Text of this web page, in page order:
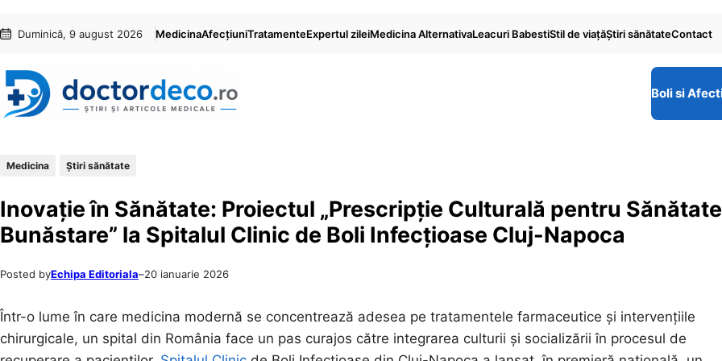
conținut
content
Duminică, 9 august 2026 MedicinaAfecțiuniTratamenteExpertul zileiMedicina AlternativaLeacuri BabestiStil de viaţăŞtiri sănătateContact
Boli si
Medicina Ştiri sănătate
Inovație în Sănătate: Proiectul „Prescripție Culturală pentru
Bunăstare” la Spitalul Clinic de Boli Infecțioase Cluj-Napoca
Posted byEchipa Editoriala–20 ianuarie 2026
Într-o lume în care medicina modernă se concentrează adesea pe tratamentele farmaceutice și intervențiile
chirurgicale, un spital din România face un pas curajos către integrarea culturii și socializării în procesul de